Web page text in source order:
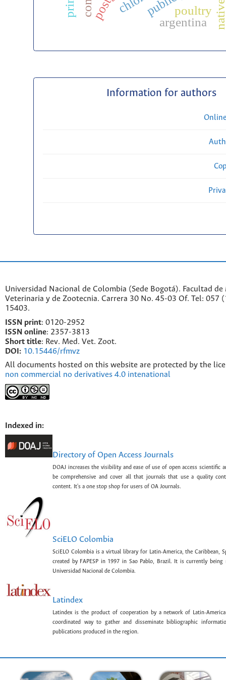
poultry
argentina
Information for authors
Universidad Nacional de Colombia (Sede Bogotá). Facultad de
Veterinaria y de Zootecnia. Carrera 30 No. 45-03 Of. Tel: 057
15403.
ISSN print: 0120-2952
SSN online: 2357-3813
Short title: Rev. Med. Vet. Zoot.
DOI: 10.15446/rfmvz
All documents hosted on this website are protected by the
non commercial no derivatives 4.0 intenational
Indexed in:
Directory of Open Access Journals
DOAJ increases the visibility and ease of use of open access scientific
be comprehensive and cover all that journals that use a quality
content. It's a one stop shop for users of OA Journals.
SciELO Colombia
SciELO Colombia is a virtual library for Latin-America, the Caribbean,
created by FAPESP in 1997 in Sao Pablo, Brazil. It is currently being
Universidad Nacional de Colombia.
Latindex
Latindex is the product of cooperation by a network of Latin-
coordinated way to gather and disseminate bibliographic
publications produced in the region.